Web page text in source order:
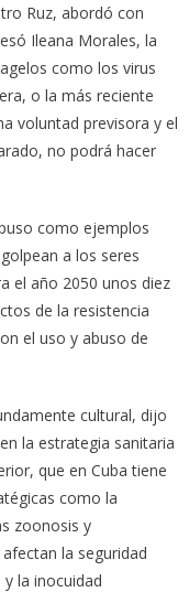
Ruz, abordó con
Ileana Morales, la
como los virus
o la más reciente
voluntad previsora y el
no podrá hacer
como ejemplos
a los seres
el año 2050 unos diez
de la resistencia
el uso y abuso de
cultural, dijo
la estrategia sanitaria
que en Cuba tiene
como la
zoonosis y
la seguridad
la inocuidad